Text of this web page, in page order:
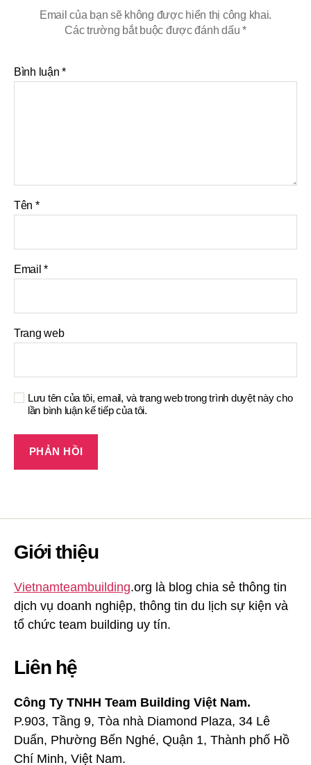
Email của bạn sẽ không được hiển thị công khai.
Các trường bắt buộc được đánh dấu*
Bình luận*
Tên *
Email*
Trang web
Lưu tên của tôi, email, và trang web trong trình duyệt này cho
lần bình luận kế tiếp của tôi.
Giới thiệu
Vietnamteambuilding.org là blog chia sẻ thông tin
dịch vụ doanh nghiệp, thông tin du lịch sự kiện và
tổ chức team building uy tín.
Liên hệ
Công Ty TNHH Team Building Việt Nam.
P.903, Tầng 9, Tòa nhà Diamond Plaza, 34 Lê
Duẩn, Phường Bến Nghé, Quận 1, Thành phố Hồ
Chí Minh, Việt Nam.